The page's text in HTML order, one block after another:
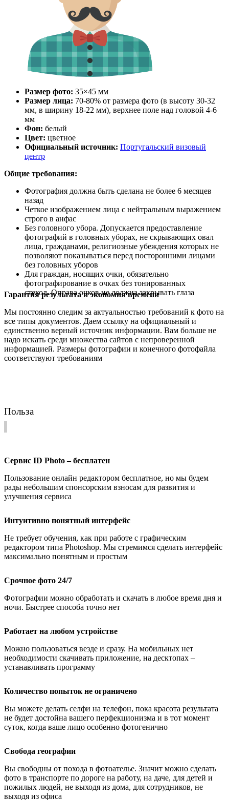
Размер фото: 35×45 мм
Размер лица: 70-80% от размера фото (в высоту 30-32
мм, в ширину 18-22 мм), верхнее поле над головой 4-6
мм
Фон: белый
Цвет: цветное
Официальный источник: Португальский визовый
центр
Общие требования:
Фотография должна быть сделана не более 6 месяцев
назад
Четкое изображением лица с нейтральным выражением
строго в анфас
Без головного убора. Допускается предоставление
фотографий в головных уборах, не скрывающих овал
лица, гражданами, религиозные убеждения которых не
позволяют показываться перед посторонними лицами
без головных уборов
Для граждан, носящих очки, обязательно
фотографирование в очках без тонированных
стекол. Оправа очков не должна закрывать глаза
Гарантия результата и экономия времени
Мы постоянно следим за актуальностью требований к фото на
все типы документов. Даем ссылку на официальный и
единственно верный источник информации. Вам больше не
надо искать среди множества сайтов с непроверенной
информацией. Размеры фотографии и конечного фотофайла
соответствуют требованиям
Польза
Сервис ID Photo – бесплатен
Пользование онлайн редактором бесплатное, но мы будем
рады небольшим спонсорским взносам для развития и
улучшения сервиса
Интуитивно понятный интерфейс
Не требует обучения, как при работе с графическим
редактором типа Photoshop. Мы стремимся сделать интерфейс
максимально понятным и простым
Срочное фото 24/7
Фотографии можно обработать и скачать в любое время дня и
ночи. Быстрее способа точно нет
Работает на любом устройстве
Можно пользоваться везде и сразу. На мобильных нет
необходимости скачивать приложение, на десктопах –
устанавливать программу
Количество попыток не ограничено
Вы можете делать селфи на телефон, пока красота результата
не будет достойна вашего перфекционизма и в тот момент
суток, когда ваше лицо особенно фотогенично
Свобода географии
Вы свободны от похода в фотоателье. Значит можно сделать
фото в транспорте по дороге на работу, на даче, для детей и
пожилых людей, не выходя из дома, для сотрудников, не
выходя из офиса